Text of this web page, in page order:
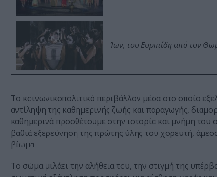
Ίων, του Ευριπίδη από τον
Το κοινωνικοπολιτικό περιβάλλον μέσα στο οποίο
αντίληψη της καθημερινής ζωής και παραγωγής,
καθημερινά προσθέτουμε στην ιστορία και μνήμη
βαθιά εξερεύνηση της πρώτης ύλης του χορευτή,
βίωμα.
Το σώμα μιλάει την αλήθεια του, την στιγμή της